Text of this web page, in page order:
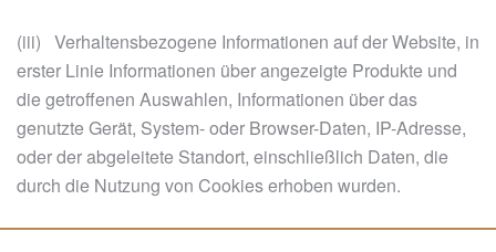
(iii) Verhaltensbezogene Informationen auf der Website, in
erster Linie Informationen über angezeigte Produkte und
die getroffenen Auswahlen, Informationen über das
genutzte Gerät, System- oder Browser-Daten, IP-Adresse,
oder der abgeleitete Standort, einschließlich Daten, die
durch die Nutzung von Cookies erhoben wurden.